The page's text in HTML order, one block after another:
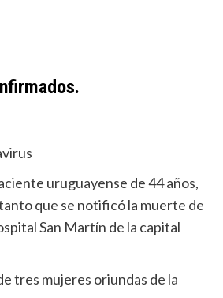
uruguayense de 44 años,
que se notificó la muerte de
San Martín de la capital
tres mujeres oriundas de la